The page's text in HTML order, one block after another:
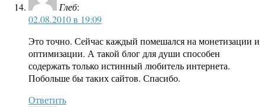
Глеб:
02.08.2010 в 19:09
Это точно. Сейчас каждый помешался на монетизации и
оптимизации. А такой блог для души способен
содержать только истинный любитель интернета.
Побольше бы таких сайтов. Спасибо.
Ответить